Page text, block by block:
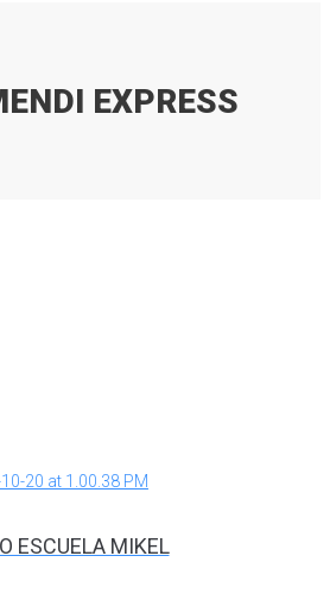
EXPRESS
ESCUELA MIKEL